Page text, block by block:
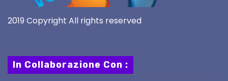
2019 Copyright All rights reserved
In Collaborazione Con :